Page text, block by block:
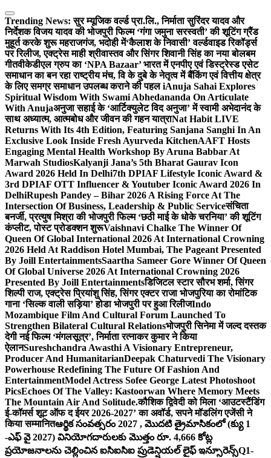
Skip
to
content
Trending News: सुर म्यूजिक वर्ल्ड प्रा.लि., निर्माता सुरिंदर यादव और
निर्देशक विजय यादव की भोजपुरी फिल्म ‘गंगा जमुना सरस्वती’ की शूटिंग ग्रैंड
मुहूर्त करके शुरू महराजगंज, भदोही में‘कैलाश के निवासी’ वर्ल्डवाइड रिकॉर्ड्स
पर रिलीज, एक्ट्रेस माही श्रीवास्तव और सिंगर शिवानी सिंह का नया बोलबम
गीतवीकेडीएल ग्रुप का ‘NPA Bazaar’ भारत में एनपीए एवं डिस्ट्रेस्ड एसेट
समाधान का बन रहा राष्ट्रीय मंच, वि के दुबे के नेतृत्व में बैंकिंग एवं वित्तीय क्षेत्र
के लिए समग्र समाधान उपलब्ध कराने की पहल iAnuja Sahai Explores
Spiritual Wisdom With Swami Abhedananda On Articulate
With Anujaअनुजा सहाई के ‘आर्टिक्युलेट विद अनुजा’ में स्वामी अभेदानंद के
साथ अध्यात्म, आत्मबोध और जीवन की गहन यात्राNat Habit LIVE
Returns With Its 4th Edition, Featuring Sanjana Sanghi In An
Exclusive Look Inside Fresh Ayurveda KitchenAAFT Hosts
Engaging Mental Health Workshop By Aruna Babbar At
Marwah StudiosKalyanji Jana’s 5th Bharat Gaurav Icon
Award 2026 Held In Delhi7th DPIAF Lifestyle Iconic Award &
3rd DPIAF OTT Influencer & Youtuber Iconic Award 2026 In
DelhiRupesh Pandey – Bihar 2026 A Rising Force At The
Intersection Of Business, Leadership & Public Serviceसंचिता
बनर्जी, प्रत्युष मिश्रा की भोजपुरी फिल्म ‘छठी माई के धोके चरनिया’ की शूटिंग
कंप्लीट, पोस्ट प्रोडक्शन शुरूVaishnavi Chalke The Winner Of
Queen Of Global International 2026 At International Crowning
2026 Held At Raddison Hotel Mumbai, The Pageant Presented
By Joill EntertainmentsSaartha Sameer Gore Winner Of Queen
Of Global Universe 2026 At International Crowning 2026
Presented By Joill Entertainmentsडिजिटल स्टार सौरभ शर्मा, सिंगर
शिल्पी राज, एक्ट्रेस प्रियांशु सिंह, सिंगर एक्टर राजा भोजपुरिया का रोमांटिक
गाना ‘सिल्क वाली सड़िया’ होडा भोजपुरी पर हुआ रिलीजIndo
Mozambique Film And Cultural Forum Launched To
Strengthen Bilateral Cultural Relationsभोजपुरी सिनेमा में जल्द दस्तक
देगी नई फिल्म ‘मंगलसूत्र’, निर्माता रत्नाकर कुमार ने किया
ऐलानSureshchandra Awasthi A Visionary Entrepreneur,
Producer And HumanitarianDeepak Chaturvedi The Visionary
Powerhouse Redefining The Future Of Fashion And
EntertainmentModel Actress Sofee George Latest Photoshoot
PicsEchoes Of The Valley: Kastoorwan Where Memory Meets
The Mountain Air And Solitude.कौशिक द्विवेदी को मिला ‘आउटस्टैंडिंग
ई-कॉमर्स शूट ऑफ द ईयर 2026-2027’ का अवॉर्ड, सपने मॉडलिंग एजेंसी ने
किया सम्मानितఆర్థిక సంవత్సరం 2027 , మొదటి త్రైమాసికంలో (క్యు 1
-ఎఫ్ వై 2027) వినియోగదారులకు మొత్తం రూ. 4,666 కోట్ల
ప్రయోజనాలను చెల్లించిన ఐసిఐసిఐ ప్రుడెన్షియల్ లైఫ్ ఇన్సూరెన్స్Q1-